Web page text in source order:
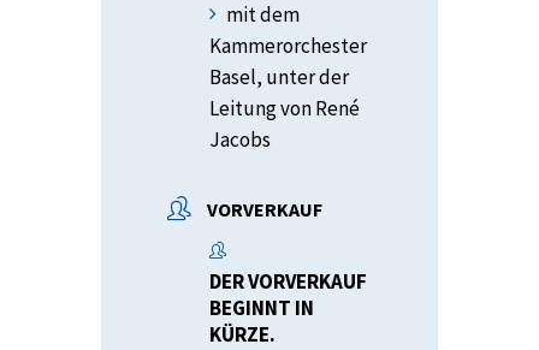
mit dem
Kammerorchester
Basel, unter der
Leitung von René
Jacobs
VORVERKAUF
DER VORVERKAUF
BEGINNT IN
KÜRZE.